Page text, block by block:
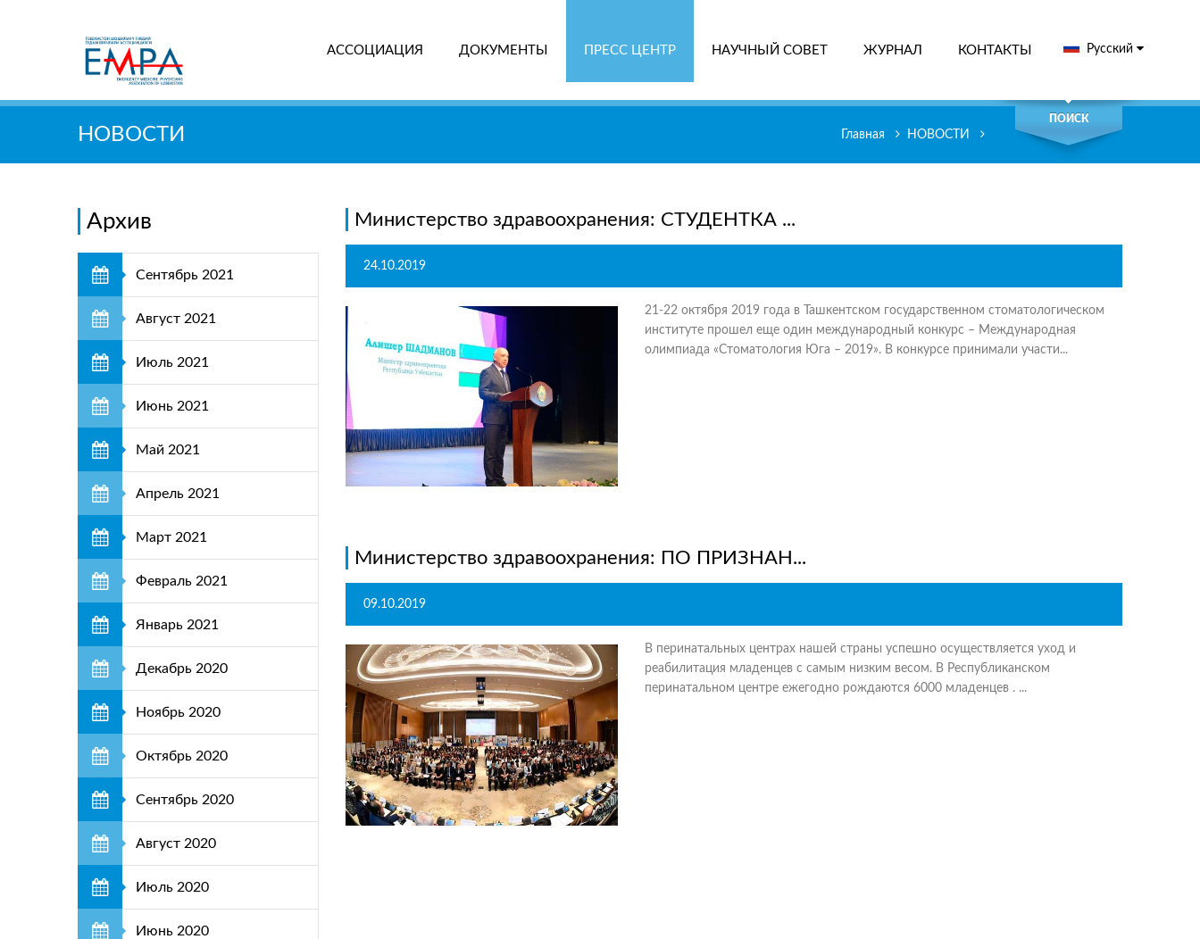
АССОЦИАЦИЯ ДОКУМЕНТЫ ПРЕСС ЦЕНТР НАУЧНЫЙ СОВЕТ ЖУРНАЛ КОНТАКТЫ Русский
Поиск
ПОИСК
НОВОСТИ Главная НОВОСТИ
Архив
Сентябрь 2021
Август 2021
Июль 2021
Июнь 2021
Май 2021
Апрель 2021
Март 2021
Февраль 2021
Январь 2021
Декабрь 2020
Ноябрь 2020
Октябрь 2020
Сентябрь 2020
Август 2020
Июль 2020
Июнь 2020
Министерство здравоохранения: СТУДЕНТКА ...
24.10.2019
21-22 октября 2019 года в Ташкентском государственном стоматологическом
институте прошел еще один международный конкурс – Международная
олимпиада «Стоматология Юга – 2019». В конкурсе принимали участи...
Министерство здравоохранения: ПО ПРИЗНАН...
09.10.2019
В перинатальных центрах нашей страны успешно осуществляется уход и
реабилитация младенцев с самым низким весом. В Республиканском
перинатальном центре ежегодно рождаются 6000 младенцев . ...